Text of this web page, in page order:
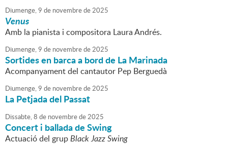
Diumenge,9 de novembrede2025
Venus
Amb la pianista i compositora Laura Andrés.
Diumenge,9 de novembrede2025
Sortides en barca a bord de La Marinada
Acompanyament del cantautor Pep Berguedà
Diumenge,9 de novembrede2025
La Petjada del Passat
Dissabte,8 de novembrede2025
Concert i ballada de Swing
Actuació del grupBlack Jazz Swing